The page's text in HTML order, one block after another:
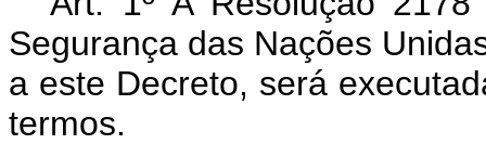
Segurança das Nações
a este Decreto, será
termos.